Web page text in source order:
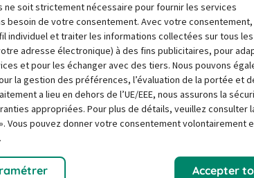
différentes agences de location, mais aussi
choisir l’offre d’assurance la mieux
ne soit strictement nécessaire pour fournir les services
besoin de votre consentement. Avec votre consentement,
individuel et traiter les informations collectées sur tous les
adresse électronique) à des fins publicitaires, pour
et pour les échanger avec des tiers. Nous pouvons
la gestion des préférences, l’évaluation de la portée et
a lieu en dehors de l’UE/EEE, nous assurons la
appropriées. Pour plus de détails, veuillez consulter
Vous pouvez donner votre consentement volontairement
Accepter